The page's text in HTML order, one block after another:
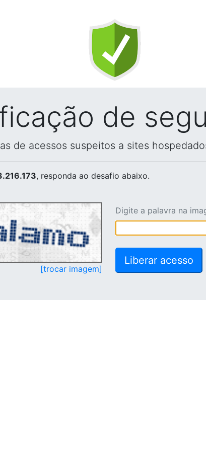
de
de acessos suspeitos a sites
, responda ao desafio abaixo.
[trocar imagem]
Digite a palavra na